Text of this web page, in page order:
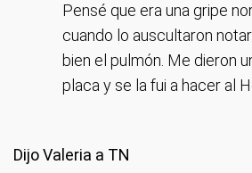
Pensé que era una gripe
cuando lo auscultaron
bien el pulmón. Me dieron
placa y se la fui a hacer al
Dijo Valeria a TN